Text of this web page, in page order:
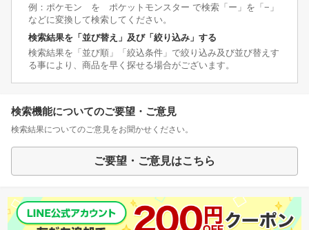
例：ポケモン を ポケットモンスター で検索「ー」を「−」
などに変換して検索してください。
検索結果を「並び替え」及び「絞り込み」する
検索結果を「並び順」「絞込条件」で絞り込み及び並び替えす
る事により、商品を早く探せる場合がございます。
検索機能についてのご要望・ご意見
検索結果についてのご意見をお聞かせください。
ご要望・ご意見はこちら